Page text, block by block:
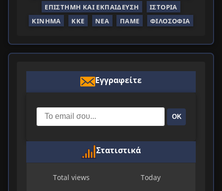
ΕΠΙΣΤΉΜΗ ΚΑΙ ΕΚΠΑΊΔΕΥΣΗ
ΙΣΤΟΡΊΑ
ΚΊΝΗΜΑ
ΚΚΕ ΝΈΑ ΠΑΜΕ ΦΙΛΟΣΟΦΊΑ
Εγγραφείτε
ΟΚ
Στατιστικά
Total views Today